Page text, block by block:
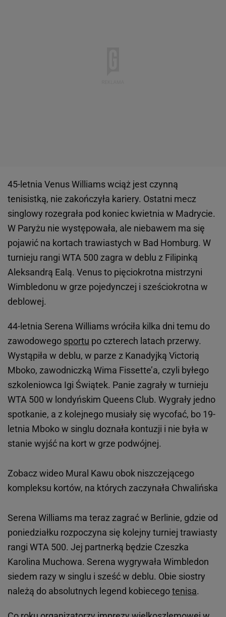
45-letnia Venus Williams wciąż jest czynną
tenisistką, nie zakończyła kariery. Ostatni mecz
singlowy rozegrała pod koniec kwietnia w Madrycie.
W Paryżu nie występowała, ale niebawem ma się
pojawić na kortach trawiastych w Bad Homburg. W
turnieju rangi WTA 500 zagra w deblu z Filipinką
Aleksandrą Ealą. Venus to pięciokrotna mistrzyni
Wimbledonu w grze pojedynczej i sześciokrotna w
deblowej.
44-letnia Serena Williams wróciła kilka dni temu do
zawodowego sportu po czterech latach przerwy.
Wystąpiła w deblu, w parze z Kanadyjką Victorią
Mboko, zawodniczką Wima Fissette’a, czyli byłego
szkoleniowca Igi Świątek. Panie zagrały w turnieju
WTA 500 w londyńskim Queens Club. Wygrały jedno
spotkanie, a z kolejnego musiały się wycofać, bo 19-
letnia Mboko w singlu doznała kontuzji i nie była w
stanie wyjść na kort w grze podwójnej.
Zobacz wideo Mural Kawu obok niszczejącego
kompleksu kortów, na których zaczynała Chwalińska
Serena Williams ma teraz zagrać w Berlinie, gdzie od
poniedziałku rozpoczyna się kolejny turniej trawiasty
rangi WTA 500. Jej partnerką będzie Czeszka
Karolina Muchowa. Serena wygrywała Wimbledon
siedem razy w singlu i sześć w deblu. Obie siostry
należą do absolutnych legend kobiecegotenisa.